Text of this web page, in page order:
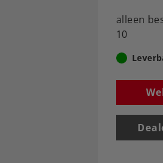
alleen
10